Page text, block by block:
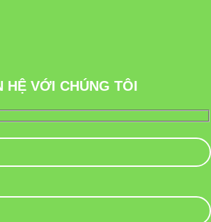
HỆ VỚI CHÚNG TÔI